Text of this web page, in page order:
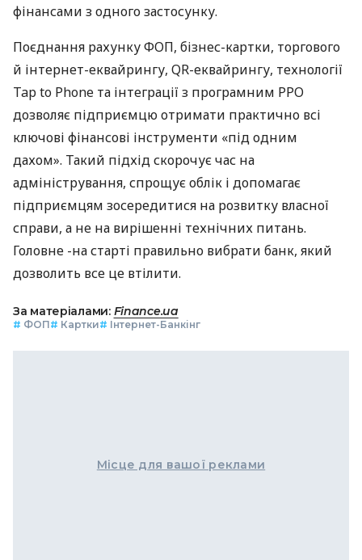
фінансами з одного застосунку.
Поєднання рахунку ФОП, бізнес-картки, торгового
й інтернет-еквайрингу, QR-еквайрингу, технології
Tap to Phone та інтеграції з програмним РРО
дозволяє підприємцю отримати практично всі
ключові фінансові інструменти «під одним
дахом». Такий підхід скорочує час на
адміністрування, спрощує облік і допомагає
підприємцям зосередитися на розвитку власної
справи, а не на вирішенні технічних питань.
Головне -на старті правильно вибрати банк, який
дозволить все це втілити.
За матеріалами: Finance.ua
# ФОП# Картки# Інтернет-Банкінг
Місце для вашої реклами